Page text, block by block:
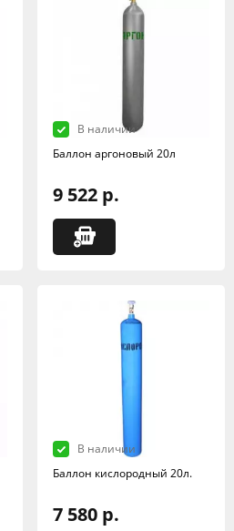
В наличии
Баллон аргоновый 20л
9 522 р.
В наличии
Баллон кислородный 20л.
7 580 р.